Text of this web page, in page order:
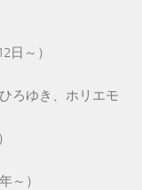
日～）
ろゆき、ホリエモ
～）